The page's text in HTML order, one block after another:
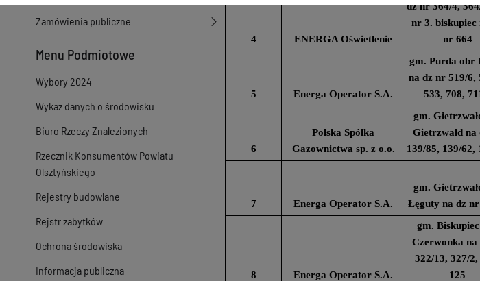
Zamówienia publiczne
Menu Podmiotowe
Wybory 2024
Wykaz danych o środowisku
Biuro Rzeczy Znalezionych
Rzecznik Konsumentów Powiatu
Olsztyńskiego
Rejestry budowlane
Rejstr zabytków
Ochrona środowiska
Informacja publiczna
4 ENERGA Oświetlenie
dz nr 364/4,
nr 3. biskupiec
nr 664
5 Energa Operator S.A.
gm. Purda obr
na dz nr 519/6,
533, 708,
6
Polska Spółka
Gazownictwa sp. z o.o.
gm.
Gietrzwałd na
139/85, 139/62,
7 Energa Operator S.A.
gm.
Łęguty na dz
8 Energa Operator S.A.
gm.
Czerwonka na
322/13, 327/2,
125